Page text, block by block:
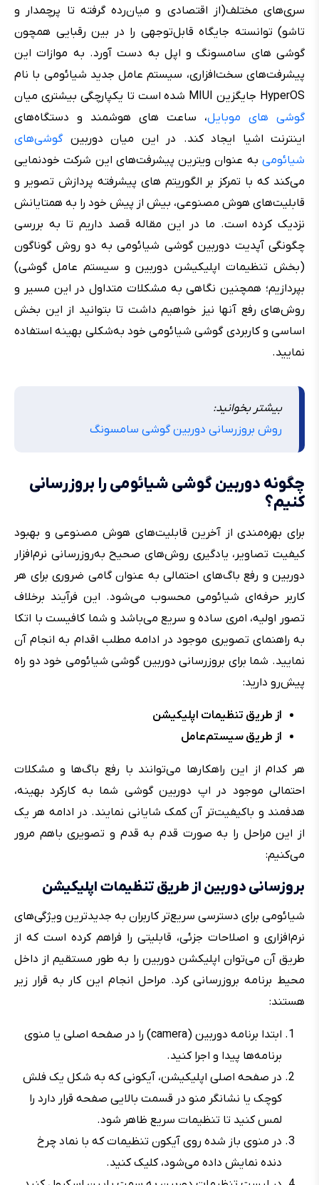
سری‌های مختلف(از اقتصادی و میان‌رده گرفته تا پرچمدار و
تاشو) توانسته جایگاه قابل‌توجهی را در بین رقبایی همچون
گوشی های سامسونگ و اپل به دست آورد. به موازات این
پیشرفت‌های سخت‌افزاری، سیستم عامل جدید شیائومی با نام
HyperOS جایگزین MIUI شده است تا یکپارچگی بیشتری میان
گوشی های موبایل، ساعت های هوشمند و دستگاه‌های
اینترنت اشیا ایجاد کند. در این میان دوربینگوشی‌های
شیائومی به عنوان ویترین پیشرفت‌های این شرکت خودنمایی
می‌کند که با تمرکز بر الگوریتم های پیشرفته پردازش تصویر و
قابلیت‌های هوش مصنوعی، بیش از پیش خود را به همتایانش
نزدیک کرده است. ما در این مقاله قصد داریم تا به بررسی
چگونگی آپدیت دوربین گوشی شیائومی به دو روش گوناگون
(بخش تنظیمات اپلیکیشن دوربین و سیستم عامل گوشی)
بپردازیم؛ همچنین نگاهی به مشکلات متداول در این مسیر و
روش‌های رفع آنها نیز خواهیم داشت تا بتوانید از این بخش
اساسی و کاربردی گوشی شیائومی خود به‌شکلی بهینه استفاده
نمایید.
بیشتر بخوانید:
روش بروزرسانی دوربین گوشی سامسونگ
چگونه دوربین گوشی شیائومی را بروزرسانی
کنیم؟
برای بهره‌مندی از آخرین قابلیت‌های هوش مصنوعی و بهبود
کیفیت تصاویر، یادگیری روش‌های صحیح به‌روزرسانی نرم‌افزار
دوربین و رفع باگ‌های احتمالی به عنوان گامی ضروری برای هر
کاربر حرفه‌ای شیائومی محسوب می‌شود. این فرآیند برخلاف
تصور اولیه، امری ساده و سریع می‌باشد و شما کافیست با اتکا
به راهنمای تصویری موجود در ادامه‌ مطلب اقدام به انجام آن
نمایید. شما برای بروزرسانی دوربین گوشی شیائومی خود دو راه
پیش‌رو دارید:
از طریق تنظیمات اپلیکیشن
از طریق سیستم‌عامل
هر کدام از این راهکارها می‌توانند با رفع باگ‌ها و مشکلات
احتمالی موجود در اپ دوربین گوشی شما به کارکرد بهینه،
هدفمند و باکیفیت‌تر آن کمک شایانی نمایند. در ادامه هر یک
از این مراحل را به صورت قدم به قدم و تصویری باهم مرور
می‌کنیم:
بروزسانی دوربین از طریق تنظیمات اپلیکیشن
شیائومی برای دسترسی سریع‌تر کاربران به جدیدترین ویژگی‌های
نرم‌افزاری و اصلاحات جزئی، قابلیتی را فراهم کرده است که از
طریق آن می‌توان اپلیکشن دوربین را به طور مستقیم از داخل
محیط برنامه بروزرسانی کرد. مراحل انجام این کار به قرار زیر
هستند:
ابتدا برنامه دوربین (camera) را در صفحه اصلی یا منوی
برنامه‌ها پیدا و اجرا کنید.
در صفحه اصلی اپلیکیشن،‌ آیکونی که به شکل یک فلش
کوچک یا نشانگر منو در قسمت بالایی صفحه قرار دارد را
لمس کنید تا تنظیمات سریع ظاهر شود.
در منوی باز شده روی آیکون تنظیمات که با نماد چرخ
دنده نمایش داده می‌شود، کلیک کنید.